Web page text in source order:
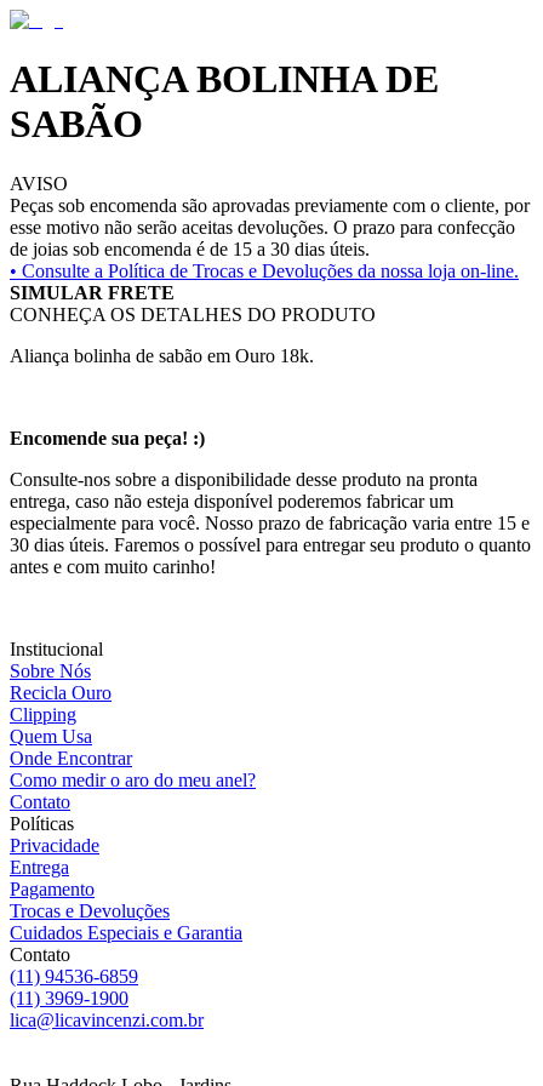
ALIANÇA BOLINHA DE
SABÃO
AVISO
Peças sob encomenda são aprovadas previamente com o cliente, por
esse motivo não serão aceitas devoluções. O prazo para confecção
de joias sob encomenda é de 15 a 30 dias úteis.
• Consulte a Política de Trocas e Devoluções da nossa loja on-line.
SIMULAR FRETE
CONHEÇA OS DETALHES DO PRODUTO
Aliança bolinha de sabão em Ouro 18k.
Encomende sua peça! :)
Consulte-nos sobre a disponibilidade desse produto na pronta
entrega, caso não esteja disponível poderemos fabricar um
especialmente para você. Nosso prazo de fabricação varia entre 15 e
30 dias úteis. Faremos o possível para entregar seu produto o quanto
antes e com muito carinho!
Institucional
Sobre Nós
Recicla Ouro
Clipping
Quem Usa
Onde Encontrar
Como medir o aro do meu anel?
Contato
Políticas
Privacidade
Entrega
Pagamento
Trocas e Devoluções
Cuidados Especiais e Garantia
Contato
(11) 94536-6859
(11) 3969-1900
lica@licavincenzi.com.br